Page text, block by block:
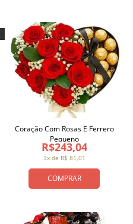
COMPRAR
3x de R$ 81,01
R$243,04
Coração Com Rosas E Ferrero
Pequeno